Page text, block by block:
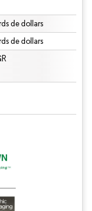
de dollars
de dollars
une attribution sous CC